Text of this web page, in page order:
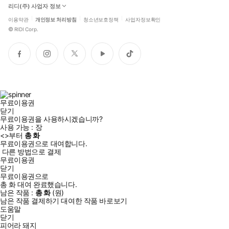
리디(주) 사업자 정보
이용약관 개인정보 처리방침 청소년보호정책 사업자정보확인
© RIDI Corp.
페
이
인
스
트
위
유
튜
틱
톡
무료이용권
닫기
무료이용권을 사용하시겠습니까?
사용 가능 : 장
<>부터 총화
무료이용권으로 대여합니다.
다른 방법으로 결제
무료이용권
닫기
무료이용권으로
총 화대여 완료했습니다.
남은 작품 : 총화(원)
남은 작품 결제하기 대여한 작품 바로보기
도움말
닫기
피어라 돼지